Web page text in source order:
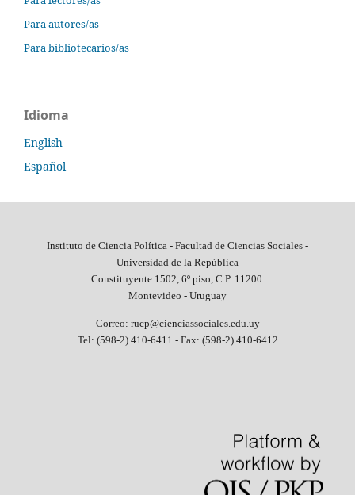
Para autores/as
Para bibliotecarios/as
Idioma
English
Español
Instituto de Ciencia Política - Facultad de Ciencias Sociales -
Universidad de la República
Constituyente 1502, 6º piso, C.P. 11200
Montevideo - Uruguay
Correo: rucp@cienciassociales.edu.uy
Tel: (598-2) 410-6411 - Fax: (598-2) 410-6412